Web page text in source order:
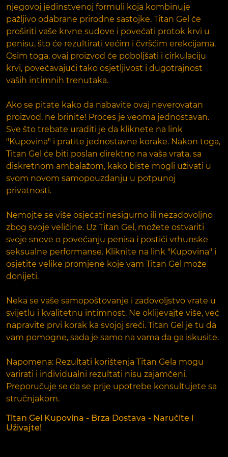
njegovoj jedinstvenoj formuli koja kombinuje
pažljivo odabrane prirodne sastojke. Titan Gel će
proširiti vaše krvne sudove i povećati protok krvi u
penisu, što će rezultirati većim i čvršćim erekcijama.
Osim toga, ovaj proizvod će poboljšati i cirkulaciju
krvi, povećavajući tako osjetljivost i dugotrajnost
vaših intimnih trenutaka.
Ako se pitate kako da nabavite ovaj neverovatan
proizvod, ne brinite! Proces je veoma jednostavan.
Sve što trebate uraditi je da kliknete na link
"Kupovina" i pratite jednostavne korake. Nakon toga,
Titan Gel će biti poslan direktno na vaša vrata, sa
diskretnom ambalažom, kako biste mogli uživati u
svom novom samopouzdanju u potpunoj
privatnosti.
Nemojte se više osjećati nesigurno ili nezadovoljno
zbog svoje veličine. Uz Titan Gel, možete ostvariti
svoje snove o povećanju penisa i postići vrhunske
seksualne performanse. Kliknite na link "Kupovina" i
osjetite velike promjene koje vam Titan Gel može
donijeti.
Neka se vaše samopoštovanje i zadovoljstvo vrate u
svijetlu i kvalitetnu intimnost. Ne oklijevajte više, već
napravite prvi korak ka svojoj sreći. Titan Gel je tu da
vam pomogne, sada je samo na vama da ga iskusite.
Napomena: Rezultati korištenja Titan Gela mogu
varirati i individualni rezultati nisu zajamčeni.
Preporučuje se da se prije upotrebe konsultujete sa
stručnjakom.
Titan Gel Kupovina - Brza Dostava - Naručite i
Uživajte!